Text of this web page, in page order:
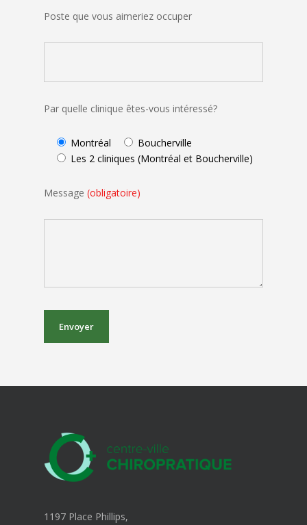
Poste que vous aimeriez occuper
Par quelle clinique êtes-vous intéressé?
Montréal
Boucherville
Les 2 cliniques (Montréal et Boucherville)
Message(obligatoire)
1197 Place Phillips,